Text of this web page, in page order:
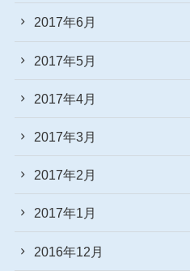
2017年6月
2017年5月
2017年4月
2017年3月
2017年2月
2017年1月
2016年12月